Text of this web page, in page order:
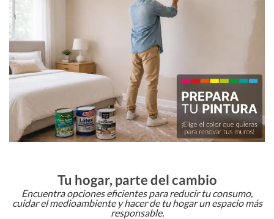
Tu hogar, parte del cambio
Encuentra opciones eficientes para reducir tu consumo,
cuidar el medioambiente y hacer de tu hogar un espacio más
responsable.